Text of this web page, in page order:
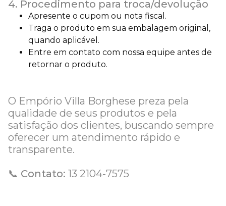
4. Procedimento para troca/devolução
Apresente o cupom ou nota fiscal.
Traga o produto em sua embalagem original,
quando aplicável.
Entre em contato com nossa equipe antes de
retornar o produto.
O Empório Villa Borghese preza pela
qualidade de seus produtos e pela
satisfação dos clientes, buscando sempre
oferecer um atendimento rápido e
transparente.
📞 Contato: 13 2104-7575